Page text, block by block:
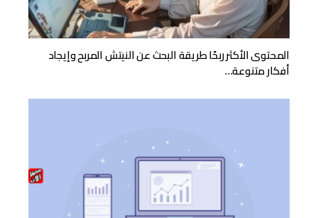
المحتوى الأكثر ربحًا طريقة البحث عن النيتش المربح وإيجاد
أفكار متنوعة…